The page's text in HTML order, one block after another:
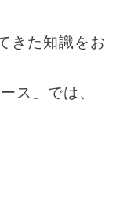
きた知識をお
ス」では、